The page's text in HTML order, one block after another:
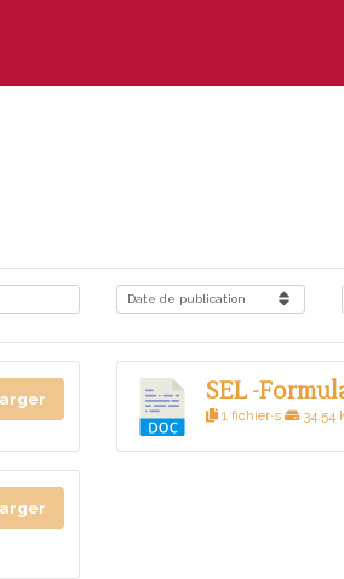
SEL -
1 fichier·s 34.54